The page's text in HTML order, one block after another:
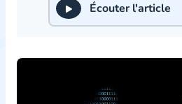
Écouter l'article